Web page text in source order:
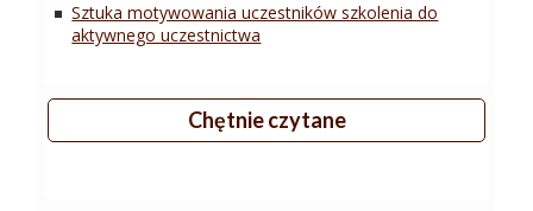
Sztuka motywowania uczestników szkolenia do
aktywnego uczestnictwa
Chętnie czytane